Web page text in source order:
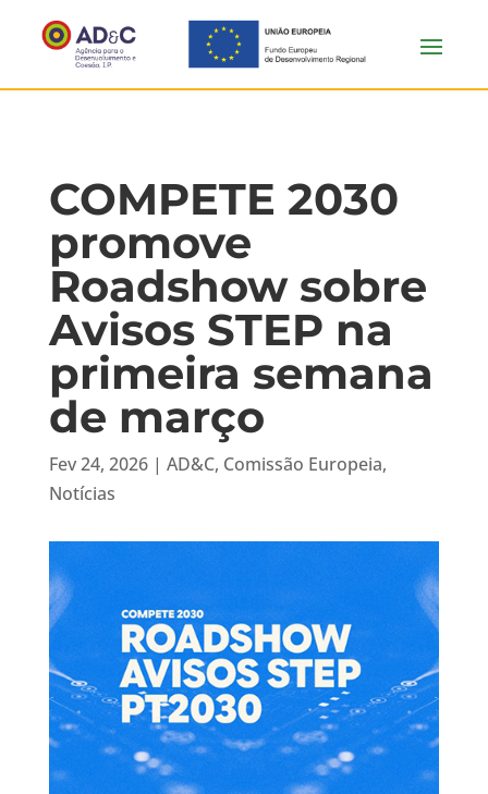
COMPETE 2030
promove
Roadshow sobre
Avisos STEP na
primeira semana
de março
Fev 24, 2026| AD&C, Comissão Europeia,
Notícias